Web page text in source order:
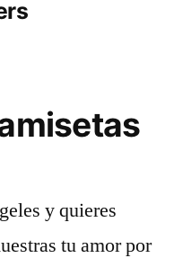
y quieres
tu amor por